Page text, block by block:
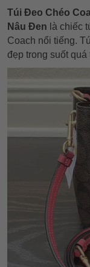
Túi Đeo Chéo
Nâu Đen là chiếc
Coach nổi tiếng.
đẹp trong suốt